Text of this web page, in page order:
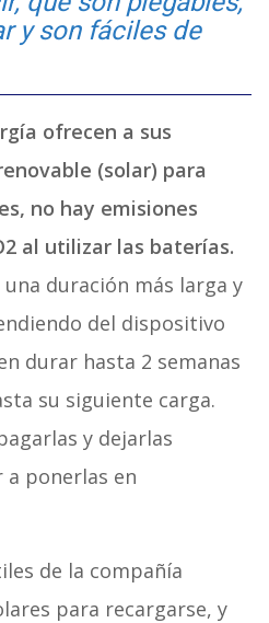
y son fáciles de
ofrecen a sus
(solar) para
no hay emisiones
al utilizar las baterías.
duración más larga y
del dispositivo
durar hasta 2 semanas
su siguiente carga.
y dejarlas
a ponerlas en
de la compañía
para recargarse, y